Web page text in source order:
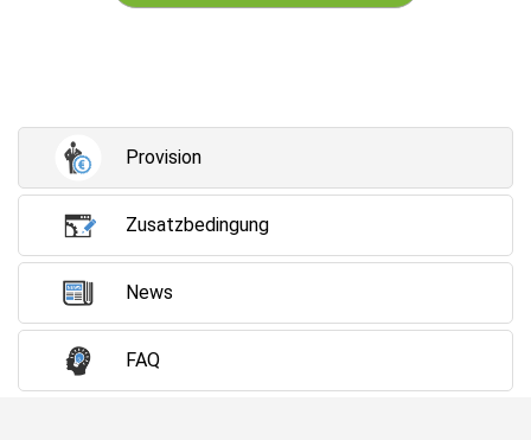
Provision
Zusatzbedingung
News
FAQ